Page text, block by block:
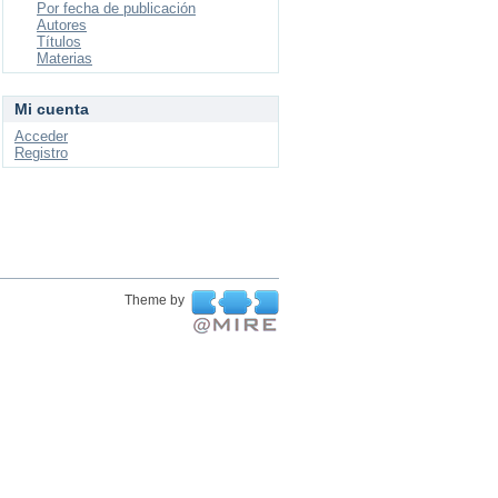
Por fecha de publicación
Autores
Títulos
Materias
Mi cuenta
Acceder
Registro
Theme by